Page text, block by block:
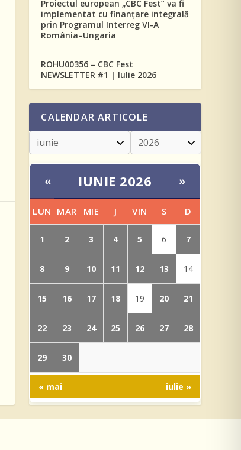
Proiectul european „CBC Fest” va fi
implementat cu finanțare integrală
prin Programul Interreg VI-A
România–Ungaria
ROHU00356 – CBC Fest
NEWSLETTER #1 | Iulie 2026
CALENDAR ARTICOLE
« IUNIE 2026 »
LUN MAR MIE J VIN S D
1 2 3 4 5 6 7
8 9 10 11 12 13 14
15 16 17 18 19 20 21
22 23 24 25 26 27 28
29 30
« mai iulie »